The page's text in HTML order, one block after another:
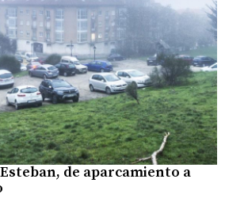
de aparcamiento a